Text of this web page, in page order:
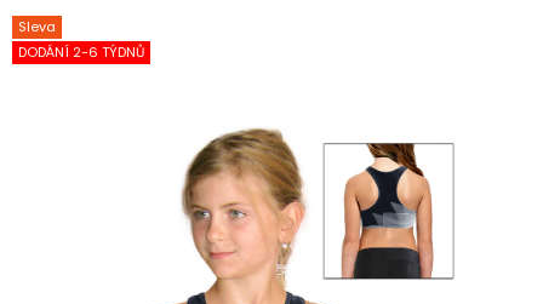
Sleva
DODÁNÍ 2-6 TÝDNŮ